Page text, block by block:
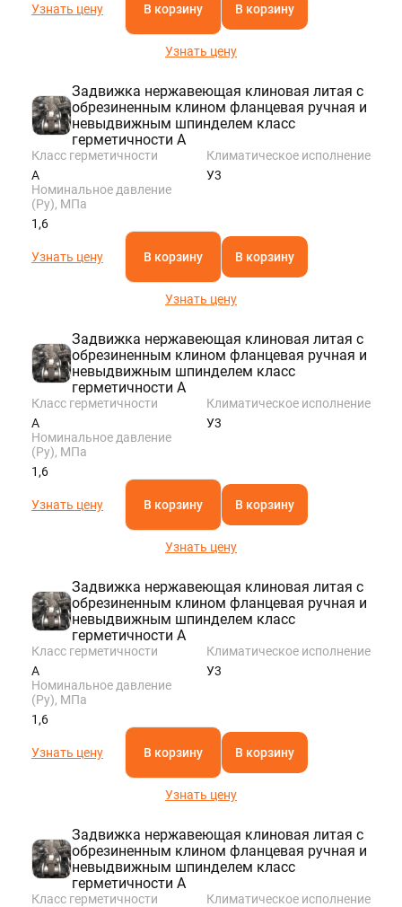
Узнать цену В корзину В корзину
Узнать цену
Задвижка нержавеющая клиновая литая с
обрезиненным клином фланцевая ручная и
невыдвижным шпинделем класс
герметичности A
Класс герметичности
A
Климатическое исполнение
У3
Номинальное давление
(Ру), МПа
1,6
Узнать цену В корзину В корзину
Узнать цену
Задвижка нержавеющая клиновая литая с
обрезиненным клином фланцевая ручная и
невыдвижным шпинделем класс
герметичности A
Класс герметичности
A
Климатическое исполнение
У3
Номинальное давление
(Ру), МПа
1,6
Узнать цену В корзину В корзину
Узнать цену
Задвижка нержавеющая клиновая литая с
обрезиненным клином фланцевая ручная и
невыдвижным шпинделем класс
герметичности A
Класс герметичности
A
Климатическое исполнение
У3
Номинальное давление
(Ру), МПа
1,6
Узнать цену В корзину В корзину
Узнать цену
Задвижка нержавеющая клиновая литая с
обрезиненным клином фланцевая ручная и
невыдвижным шпинделем класс
герметичности A
Класс герметичности
Климатическое исполнение